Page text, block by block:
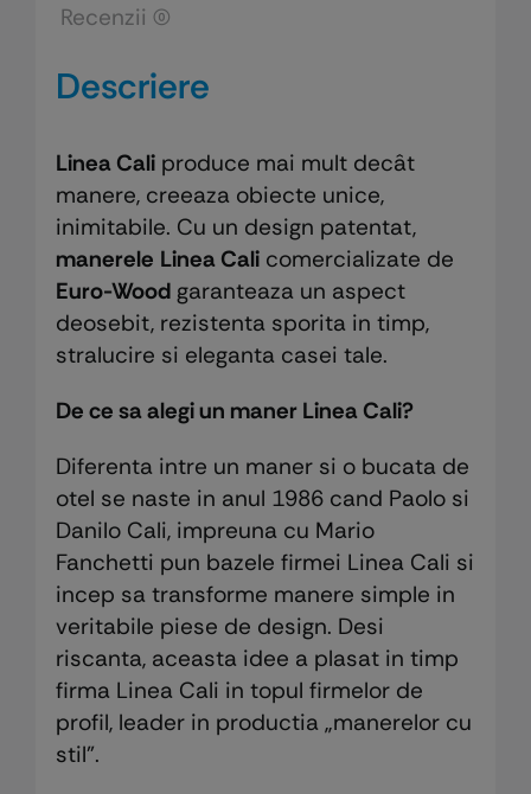
Recenzii (0)
Descriere
Linea Caliproduce mai mult decât
manere, creeaza obiecte unice,
inimitabile. Cu un design patentat,
manerele Linea Calicomercializate de
Euro-Woodgaranteaza un aspect
deosebit, rezistenta sporita in timp,
stralucire si eleganta casei tale.
De ce sa alegi un maner Linea Cali?
Diferenta intre un maner si o bucata de
otel se naste in anul 1986 cand Paolo si
Danilo Cali, impreuna cu Mario
Fanchetti pun bazele firmei Linea Cali si
incep sa transforme manere simple in
veritabile piese de design. Desi
riscanta, aceasta idee a plasat in timp
firma Linea Cali in topul firmelor de
profil, leader in productia „manerelor cu
stil”.